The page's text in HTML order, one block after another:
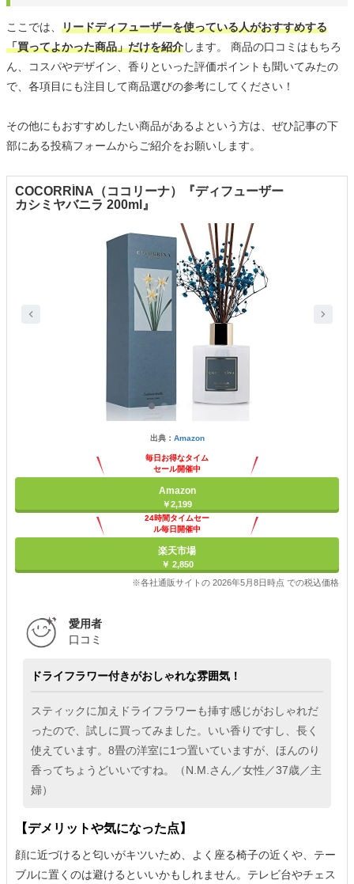
ここでは、 リードディフューザーを使っている人がおすすめする
「買ってよかった商品」だけを紹介します。 商品の口コミはもちろ
ん、コスパやデザイン、香りといった評価ポイントも聞いてみたの
で、各項目にも注目して商品選びの参考にしてください！
その他にもおすすめしたい商品があるよという方は、ぜひ記事の下
部にある投稿フォームからご紹介をお願いします。
COCORRÍNA（ココリーナ）『ディフューザー
カシミヤバニラ 200ml』
出典： Amazon
毎日お得なタイム
セール開催中
Amazon
￥2,199
24時間タイムセー
ル毎日開催中
楽天市場
￥ 2,850
※各社通販サイトの 2026年5月8日時点 での税込価格
愛用者
口コミ
ドライフラワー付きがおしゃれな雰囲気！
スティックに加えドライフラワーも挿す感じがおしゃれだ
ったので、試しに買ってみました。いい香りですし、長く
使えています。8畳の洋室に1つ置いていますが、ほんのり
香ってちょうどいいですね。（N.M.さん／女性／37歳／主
婦）
【デメリットや気になった点】
顔に近づけると匂いがキツいため、よく座る椅子の近くや、テー
ブルに置くのは避けるといいかもしれません。テレビ台やチェス